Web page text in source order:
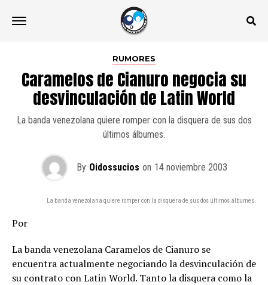
RUMORES
Caramelos de Cianuro negocia su
desvinculación de Latin World
La banda venezolana quiere romper con la disquera de sus dos
últimos álbumes.
By Oidossucios on 14 noviembre 2003
La banda venezolana quiere romper con la disquera de sus dos últimos álbumes.
Por
La banda venezolana Caramelos de Cianuro se
encuentra actualmente negociando la desvinculación de
su contrato con Latin World. Tanto la disquera como la